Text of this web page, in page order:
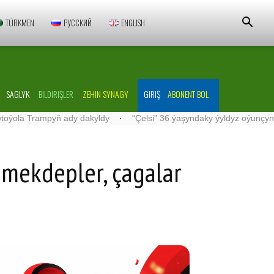
TÜRKMEN РУССКИЙ ENGLISH
SAGLYK BILDIRIŞLER ZEHIN SYNAGY GIRIŞ ABONENT BOL
ady dakyldy · “Çelsi” 36 ýaşyndaky ýyldyz oýunçyny
çagalar